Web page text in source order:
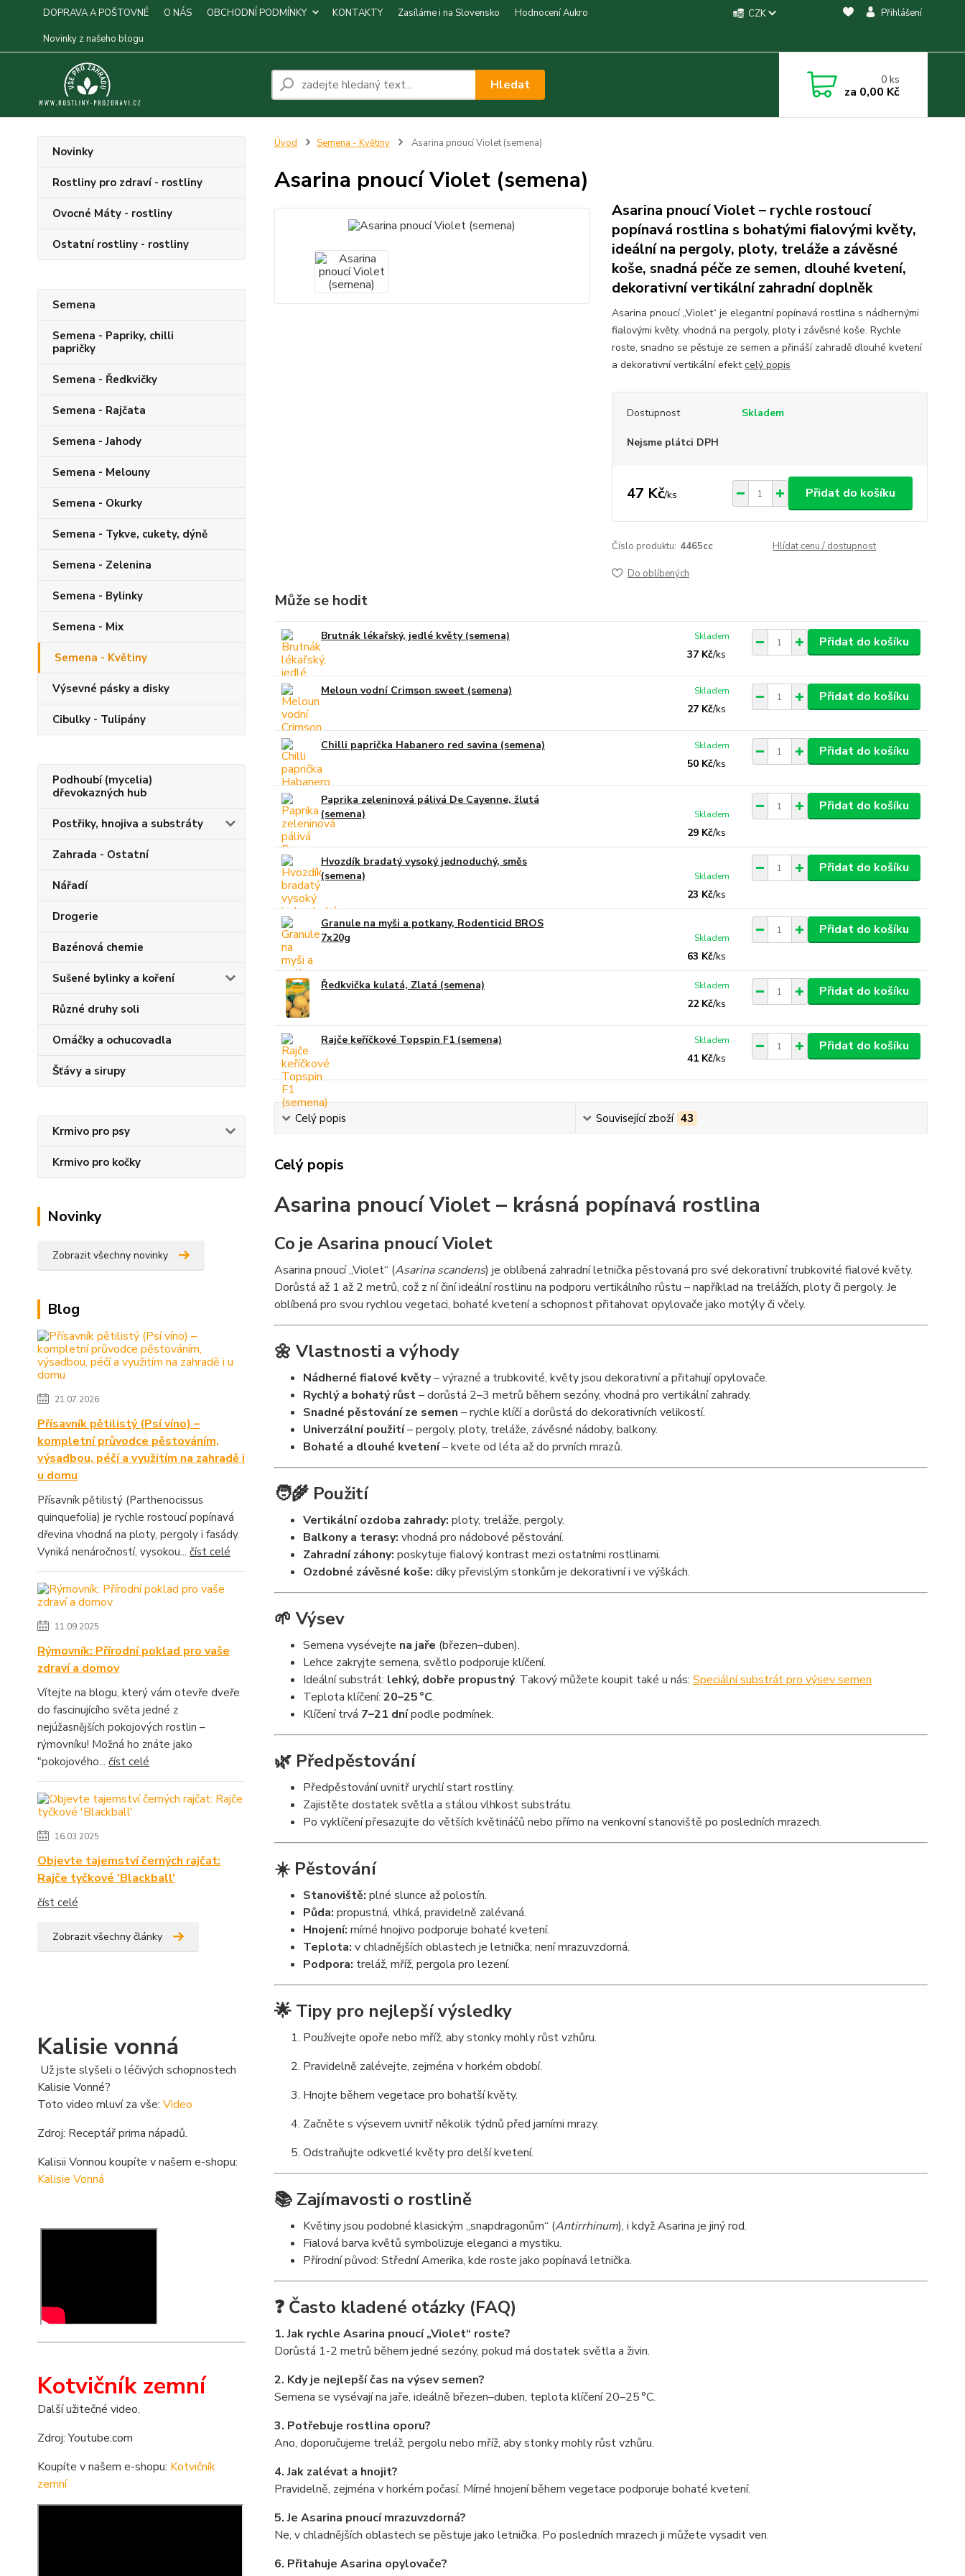
DOPRAVA A POŠTOVNÉ O NÁS OBCHODNÍ PODMÍNKY KONTAKTY Zasíláme i na Slovensko
Hodnocení Aukro
Novinky z našeho blogu
CZK Přihlášení
Hledat 0ks
za 0,00 Kč
Novinky
Rostliny pro zdraví - rostliny
Ovocné Máty - rostliny
Ostatní rostliny - rostliny
Semena
Semena - Papriky, chilli
papričky
Semena - Ředkvičky
Semena - Rajčata
Semena - Jahody
Semena - Melouny
Semena - Okurky
Semena - Tykve, cukety, dýně
Semena - Zelenina
Semena - Bylinky
Semena - Mix
Semena - Květiny
Výsevné pásky a disky
Cibulky - Tulipány
Podhoubí (mycelia)
dřevokazných hub
Postřiky, hnojiva a substráty
Zahrada - Ostatní
Nářadí
Drogerie
Bazénová chemie
Sušené bylinky a koření
Různé druhy soli
Omáčky a ochucovadla
Šťávy a sirupy
Krmivo pro psy
Krmivo pro kočky
Novinky
Zobrazit všechny novinky
Blog
21.07.2026
Přísavník pětilistý (Psí víno) –
kompletní průvodce pěstováním,
výsadbou, péčí a využitím na zahradě i
u domu
Přísavník pětilistý (Parthenocissus
quinquefolia) je rychle rostoucí popínavá
dřevina vhodná na ploty, pergoly i fasády.
Vyniká nenáročností, vysokou... číst celé
11.09.2025
Rýmovník: Přírodní poklad pro vaše
zdraví a domov
Vítejte na blogu, který vám otevře dveře
do fascinujícího světa jedné z
nejúžasnějších pokojových rostlin –
rýmovníku! Možná ho znáte jako
"pokojového... číst celé
16.03.2025
Objevte tajemství černých rajčat:
Rajče tyčkové 'Blackball'
číst celé
Zobrazit všechny články
Kalisie vonná
Už jste slyšeli o léčivých schopnostech
Kalisie Vonné?
Toto video mluví za vše: Video
Zdroj: Receptář prima nápadů.
Kalisii Vonnou koupíte v našem e-shopu:
Kalisie Vonná
Kotvičník zemní
Další užitečné video.
Zdroj: Youtube.com
Koupíte v našem e-shopu: Kotvičník
zemní
Úvod Semena - Květiny Asarina pnoucí Violet (semena)
Asarina pnoucí Violet (semena)
Asarina pnoucí Violet – rychle rostoucí
popínavá rostlina s bohatými fialovými květy,
ideální na pergoly, ploty, treláže a závěsné
koše, snadná péče ze semen, dlouhé kvetení,
dekorativní vertikální zahradní doplněk
Asarina pnoucí „Violet“ je elegantní popínavá rostlina s nádhernými
fialovými květy, vhodná na pergoly, ploty i závěsné koše. Rychle
roste, snadno se pěstuje ze semen a přináší zahradě dlouhé kvetení
a dekorativní vertikální efektcelý popis
Dostupnost Skladem
Nejsme plátci DPH
47 Kč/ks Přidat do košíku
Číslo produktu: 4465cc Hlídat cenu / dostupnost
Do oblíbených
Může se hodit
Brutnák lékařský, jedlé květy (semena)
37 Kč/ks
Skladem Přidat do košíku
Meloun vodní Crimson sweet (semena)
27 Kč/ks
Skladem Přidat do košíku
Chilli paprička Habanero red savina (semena)
50 Kč/ks
Skladem Přidat do košíku
Paprika zeleninová pálivá De Cayenne, žlutá
(semena)
29 Kč/ks
Skladem
Přidat do košíku
Hvozdík bradatý vysoký jednoduchý, směs
(semena)
23 Kč/ks
Skladem
Přidat do košíku
Granule na myši a potkany, Rodenticid BROS
7x20g
63 Kč/ks
Skladem
Přidat do košíku
Ředkvička kulatá, Zlatá (semena)
22 Kč/ks
Skladem Přidat do košíku
Rajče keříčkové Topspin F1 (semena)
41 Kč/ks
Skladem Přidat do košíku
Celý popis Související zboží 43
Celý popis
Asarina pnoucí Violet – krásná popínavá rostlina
Co je Asarina pnoucí Violet
Asarina pnoucí „Violet“ (Asarina scandens) je oblíbená zahradní letnička pěstovaná pro své dekorativní trubkovité fialové květy.
Dorůstá až 1 až 2 metrů, což z ní činí ideální rostlinu na podporu vertikálního růstu – například na trelážích, ploty či pergoly. Je
oblíbená pro svou rychlou vegetaci, bohaté kvetení a schopnost přitahovat opylovače jako motýly či včely.
🌼 Vlastnosti a výhody
Nádherné fialové květy– výrazné a trubkovité, květy jsou dekorativní a přitahují opylovače.
Rychlý a bohatý růst– dorůstá 2–3 metrů během sezóny, vhodná pro vertikální zahrady.
Snadné pěstování ze semen – rychle klíčí a dorůstá do dekorativních velikostí.
Univerzální použití– pergoly, ploty, treláže, závěsné nádoby, balkony.
Bohaté a dlouhé kvetení– kvete od léta až do prvních mrazů.
🧑‍🌾 Použití
Vertikální ozdoba zahrady: ploty, treláže, pergoly.
Balkony a terasy: vhodná pro nádobové pěstování.
Zahradní záhony: poskytuje fialový kontrast mezi ostatními rostlinami.
Ozdobné závěsné koše: díky převislým stonkům je dekorativní i ve výškách.
🌱 Výsev
Semena vysévejte na jaře (březen–duben).
Lehce zakryjte semena, světlo podporuje klíčení.
Ideální substrát: lehký, dobře propustný. Takový můžete koupit také u nás: Speciální substrát pro výsev semen
Teplota klíčení: 20–25 °C.
Klíčení trvá 7–21 dnípodle podmínek.
🌿 Předpěstování
Předpěstování uvnitř urychlí start rostliny.
Zajistěte dostatek světla a stálou vlhkost substrátu.
Po vyklíčení přesazujte do větších květináčů nebo přímo na venkovní stanoviště po posledních mrazech.
☀️ Pěstování
Stanoviště: plné slunce až polostín.
Půda: propustná, vlhká, pravidelně zalévaná.
Hnojení: mírné hnojivo podporuje bohaté kvetení.
Teplota: v chladnějších oblastech je letnička; není mrazuvzdorná.
Podpora: treláž, mříž, pergola pro lezení.
🌟 Tipy pro nejlepší výsledky
Používejte opoře nebo mříž, aby stonky mohly růst vzhůru.
Pravidelně zalévejte, zejména v horkém období.
Hnojte během vegetace pro bohatší květy.
Začněte s výsevem uvnitř několik týdnů před jarními mrazy.
Odstraňujte odkvetlé květy pro delší kvetení.
📚 Zajímavosti o rostlině
Květiny jsou podobné klasickým „snapdragonům“ (Antirrhinum), i když Asarina je jiný rod.
Fialová barva květů symbolizuje eleganci a mystiku.
Přírodní původ: Střední Amerika, kde roste jako popínavá letnička.
❓ Často kladené otázky (FAQ)
1. Jak rychle Asarina pnoucí „Violet“ roste?
Dorůstá 1-2 metrů během jedné sezóny, pokud má dostatek světla a živin.
2. Kdy je nejlepší čas na výsev semen?
Semena se vysévají na jaře, ideálně březen–duben, teplota klíčení 20–25 °C.
3. Potřebuje rostlina oporu?
Ano, doporučujeme treláž, pergolu nebo mříž, aby stonky mohly růst vzhůru.
4. Jak zalévat a hnojit?
Pravidelně, zejména v horkém počasí. Mírné hnojení během vegetace podporuje bohaté kvetení.
5. Je Asarina pnoucí mrazuvzdorná?
Ne, v chladnějších oblastech se pěstuje jako letnička. Po posledních mrazech ji můžete vysadit ven.
6. Přitahuje Asarina opylovače?